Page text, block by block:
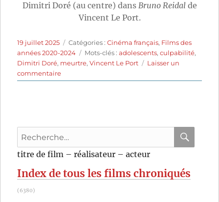
Dimitri Doré (au centre) dans Bruno Reidal de
Vincent Le Port.
Publié
le
19 juillet 2025 Catégories
Catégories :Cinéma français, Films des
années 2020-2024
Étiquettes
Mots-clés :adolescents,culpabilité,
Dimitri Doré, meurtre,Vincent Le Port
Laisser un
commentairesur
Bruno
Le
Recherche
pour
titre de film – réalisateur – acteur
Index de tous les films chroniqués
(6380)